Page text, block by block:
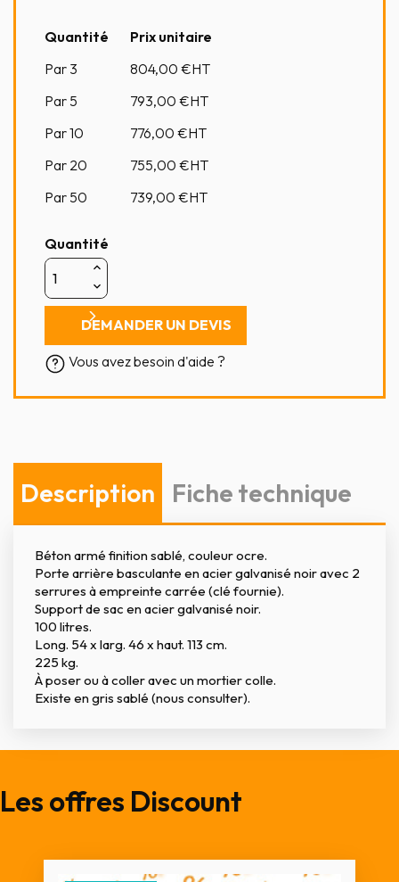
Quantité
Prix unitaire
Par 3
804,00 €HT
Par 5
793,00 €HT
Par 10
776,00 €HT
Par 20
755,00 €HT
Par 50
739,00 €HT
Quantité
DEMANDER UN DEVIS
Vous avez besoin d'aide ?
Description Fiche technique
Béton armé finition sablé, couleur ocre.
Porte arrière basculante en acier galvanisé noir avec 2
serrures à empreinte carrée (clé fournie).
Support de sac en acier galvanisé noir.
100 litres.
Long. 54 x larg. 46 x haut. 113 cm.
225 kg.
À poser ou à coller avec un mortier colle.
Existe en gris sablé (nous consulter).
Les offres Discount